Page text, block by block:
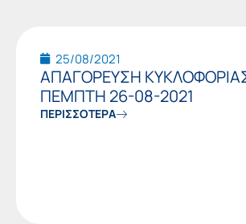
25/08/2021
ΑΠΑΓΟΡΕΥΣΗ
ΠΕΜΠΤΗ 26-08-2021
ΠΕΡΙΣΣΟΤΕΡΑ